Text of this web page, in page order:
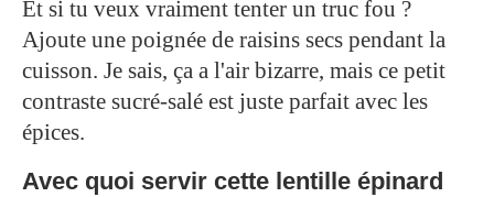
Et si tu veux vraiment tenter un truc fou ?
Ajoute une poignée de raisins secs pendant la
cuisson. Je sais, ça a l'air bizarre, mais ce petit
contraste sucré-salé est juste parfait avec les
épices.
Avec quoi servir cette lentille épinard